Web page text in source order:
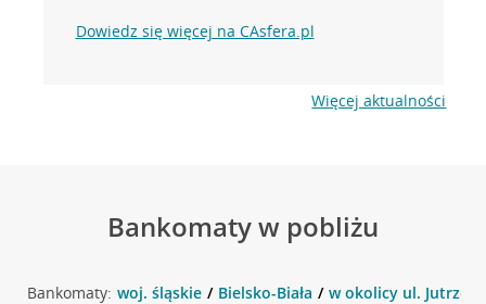
Dowiedz się więcej na CAsfera.pl
Więcej aktualności
Bankomaty w pobliżu
Bankomaty: woj. śląskie Bielsko-Biała w okolicy ul.